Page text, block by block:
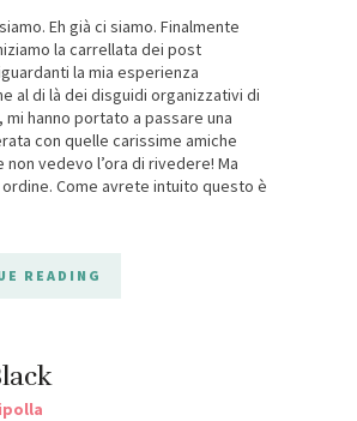
Eh già ci siamo. Finalmente
la carrellata dei post
la mia esperienza
al di là dei disguidi organizzativi di
mi hanno portato a passare una
con quelle carissime amiche
vedevo l’ora di rivedere! Ma
Come avrete intuito questo è
READING